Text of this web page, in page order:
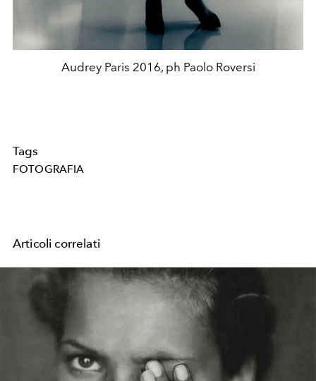
Audrey Paris 2016, ph Paolo Roversi
Tags
FOTOGRAFIA
Articoli correlati